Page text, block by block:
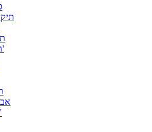
תיקי קלאץ'
תיקי פאוץ'